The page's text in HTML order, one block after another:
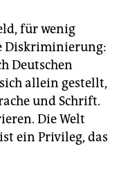
für wenig
Diskriminierung:
Deutschen
allein gestellt,
und Schrift.
Die Welt
ein Privileg, das